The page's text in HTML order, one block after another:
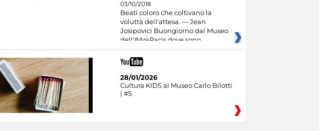
03/10/2018
Beati coloro che coltivano la
voluttà dell'attesa. — Jean
Josipovici Buongiorno dal Museo
dell'#AraPacis dove sono
28/01/2026
Cultura KIDS al Museo Carlo Bilotti
| #5